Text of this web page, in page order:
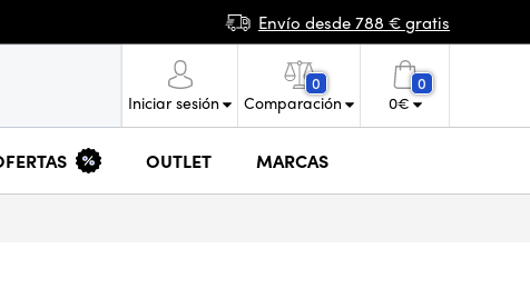
Envío desde 788 € gratis
Iniciar sesión
0
Comparación
0
0€
OUTLET MARCAS